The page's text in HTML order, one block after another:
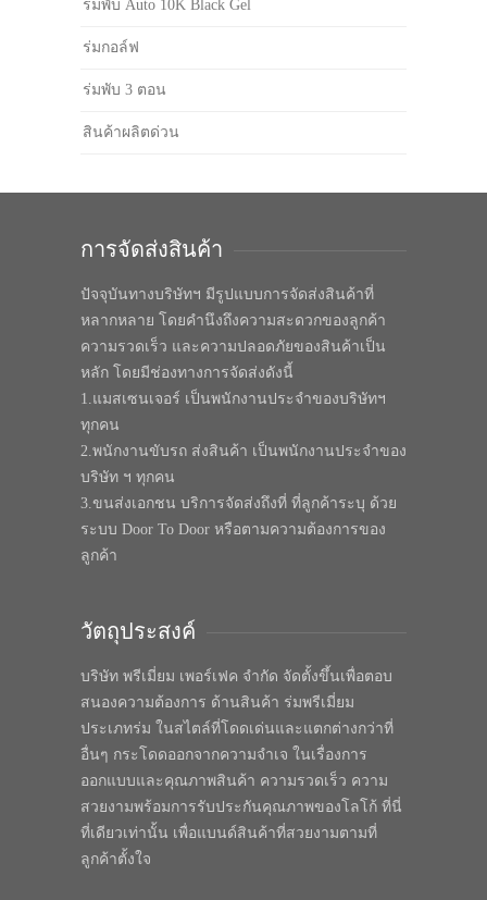
ร่มพับ Auto 10K Black Gel
ร่มกอล์ฟ
ร่มพับ 3 ตอน
สินค้าผลิตด่วน
การจัดส่งสินค้า
ปัจจุบันทางบริษัทฯ มีรูปแบบการจัดส่งสินค้าที่
หลากหลาย โดยคำนึงถึงความสะดวกของลูกค้า
ความรวดเร็ว และความปลอดภัยของสินค้าเป็น
หลัก โดยมีช่องทางการจัดส่งดังนี้
1.แมสเซนเจอร์ เป็นพนักงานประจำของบริษัทฯ
ทุกคน
2.พนักงานขับรถ ส่งสินค้า เป็นพนักงานประจำของ
บริษัท ฯ ทุกคน
3.ขนส่งเอกชน บริการจัดส่งถึงที่ ที่ลูกค้าระบุ ด้วย
ระบบ Door To Door หรือตามความต้องการของ
ลูกค้า
วัตถุประสงค์
บริษัท พรีเมี่ยม เพอร์เฟค จำกัด จัดตั้งขึ้นเพื่อตอบ
สนองความต้องการ ด้านสินค้า ร่มพรีเมี่ยม
ประเภทร่ม ในสไตล์ที่โดดเด่นและแตกต่างกว่าที่
อื่นๆ กระโดดออกจากความจำเจ ในเรื่องการ
ออกแบบและคุณภาพสินค้า ความรวดเร็ว ความ
สวยงามพร้อมการรับประกันคุณภาพของโลโก้ ที่นี่
ที่เดียวเท่านั้น เพื่อแบนด์สินค้าที่สวยงามตามที่
ลูกค้าตั้งใจ